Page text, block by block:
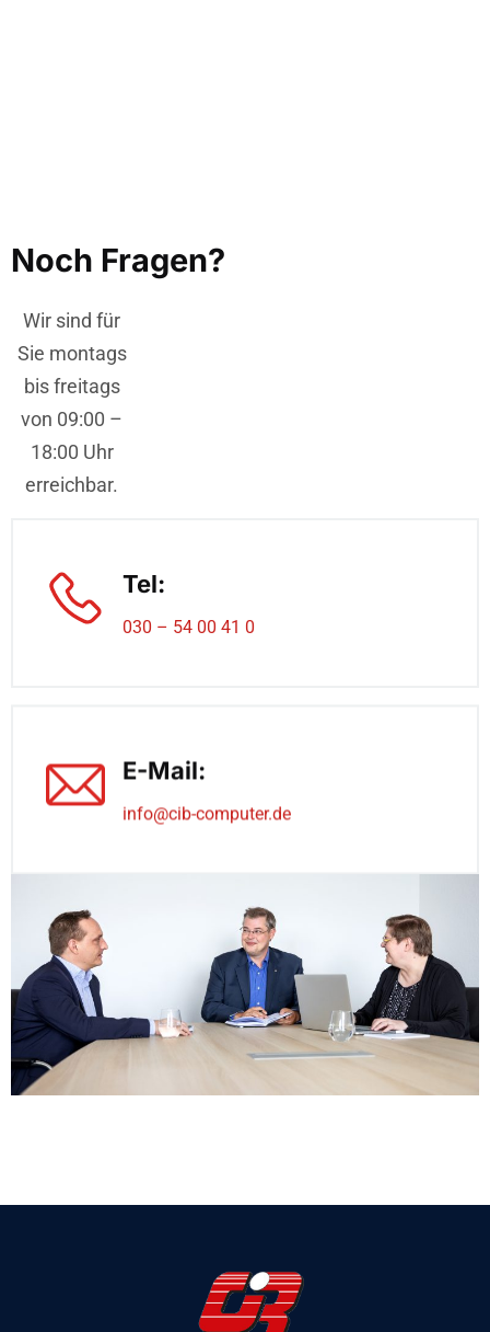
Noch Fragen?
Wir sind für
Sie montags
bis freitags
von 09:00 –
18:00 Uhr
erreichbar.
Tel:
030 – 54 00 41 0
E-Mail:
info@cib-computer.de